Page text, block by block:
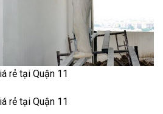
rẻ tại Quận 11
rẻ tại Quận 11